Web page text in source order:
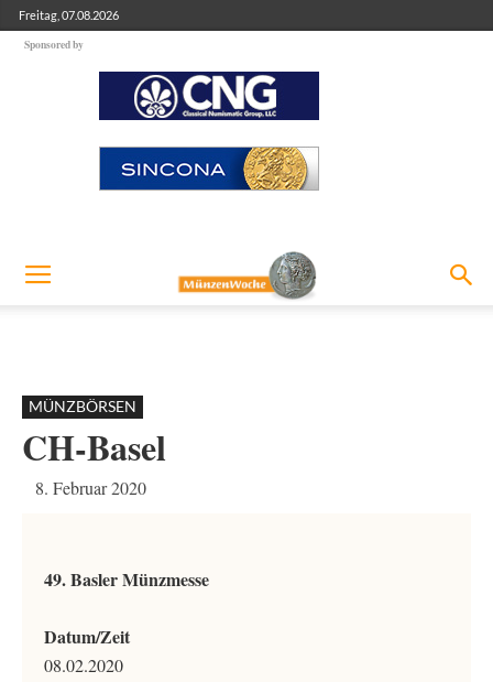
Freitag, 07.08.2026
Sponsored by
MÜNZBÖRSEN
CH-Basel
8. Februar 2020
49. Basler Münzmesse
Datum/Zeit
08.02.2020